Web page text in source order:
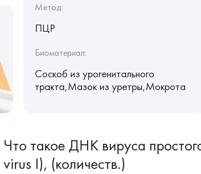
Метод:
ПЦР
Биоматериал:
Соскоб из урогенитального
тракта,Мазок из уретры,Мокрота
Что такое ДНК вируса
virus I), (количеств.)